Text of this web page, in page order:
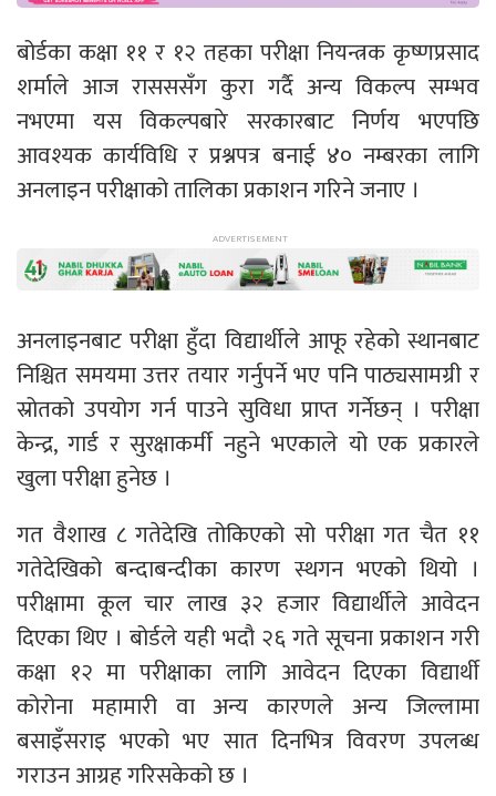
बोर्डका कक्षा ११ र १२ तहका परीक्षा नियन्त्रक कृष्णप्रसाद
शर्माले आज रासससँग कुरा गर्दै अन्य विकल्प सम्भव
नभएमा यस विकल्पबारे सरकारबाट निर्णय भएपछि
आवश्यक कार्यविधि र प्रश्नपत्र बनाई ४० नम्बरका लागि
अनलाइन परीक्षाको तालिका प्रकाशन गरिने जनाए ।
अनलाइनबाट परीक्षा हुँदा विद्यार्थीले आफू रहेको स्थानबाट
निश्चित समयमा उत्तर तयार गर्नुपर्ने भए पनि पाठ्यसामग्री र
स्रोतको उपयोग गर्न पाउने सुविधा प्राप्त गर्नेछन् । परीक्षा
केन्द्र, गार्ड र सुरक्षाकर्मी नहुने भएकाले यो एक प्रकारले
खुला परीक्षा हुनेछ ।
गत वैशाख ८ गतेदेखि तोकिएको सो परीक्षा गत चैत ११
गतेदेखिको बन्दाबन्दीका कारण स्थगन भएको थियो ।
परीक्षामा कूल चार लाख ३२ हजार विद्यार्थीले आवेदन
दिएका थिए । बोर्डले यही भदौ २६ गते सूचना प्रकाशन गरी
कक्षा १२ मा परीक्षाका लागि आवेदन दिएका विद्यार्थी
कोरोना महामारी वा अन्य कारणले अन्य जिल्लामा
बसाइँसराइ भएको भए सात दिनभित्र विवरण उपलब्ध
गराउन आग्रह गरिसकेको छ ।